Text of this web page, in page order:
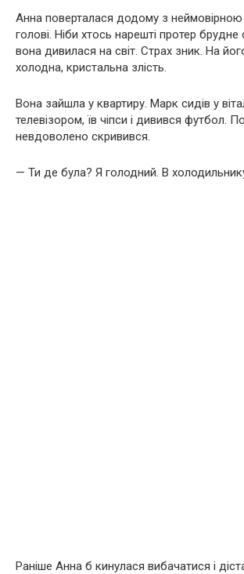
Анна поверталася додому з неймовірною
голові. Ніби хтось нарешті протер
вона дивилася на світ. Страх зник. На
холодна, кристальна злість.
Вона зайшла у квартиру. Марк сидів у
телевізором, їв чіпси і дивився футбол.
невдоволено скривився.
— Ти де була? Я голодний. В
Раніше Анна б кинулася вибачатися і